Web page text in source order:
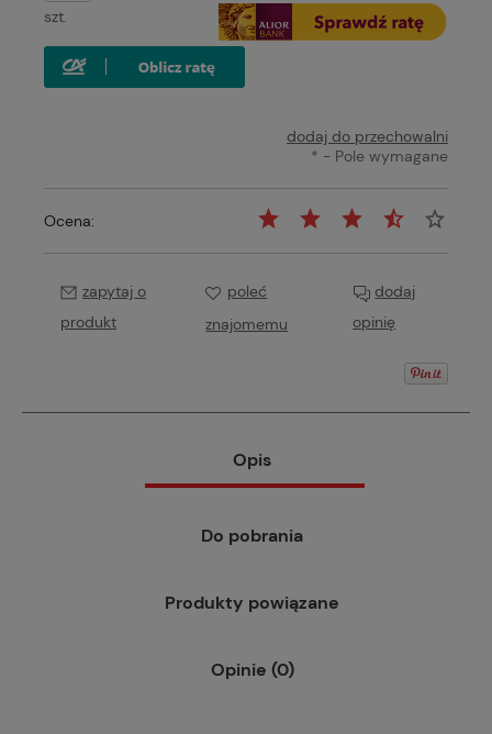
szt.
dodaj do przechowalni
* - Pole wymagane
Ocena:
zapytaj o
produkt
poleć
znajomemu
dodaj
opinię
Opis
Do pobrania
Produkty powiązane
Opinie (0)